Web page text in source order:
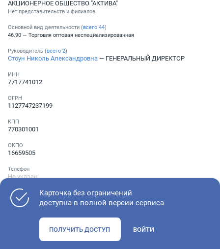
АКЦИОНЕРНОЕ ОБЩЕСТВО "АКТИВА"
Нет представительств и филиалов
Основной вид деятельности (всего 44)
46.90 — Торговля оптовая неспециализированная
Руководитель (всего 2)
Стоун Николь Александровна — ГЕНЕРАЛЬНЫЙ ДИРЕКТОР
ИНН
7717741012
ОГРН
1127747237199
КПП
770301001
ОКПО
16659505
Телефон
Не указан
Проверьте учредительные документы, адрес регистрации и
Карточка без ограничений
доступна в полной версии сервиса
ПОЛУЧИТЬ ДОСТУП ВОЙТИ